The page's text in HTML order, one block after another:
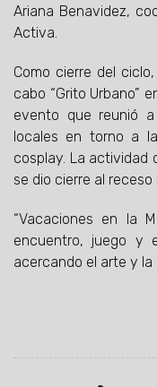
Ariana Benavidez,
Activa.
Como cierre del
cabo “Grito Urbano”
evento que reunió
locales en torno a
cosplay. La actividad
se dio cierre al receso
“Vacaciones en la
encuentro, juego y
acercando el arte y